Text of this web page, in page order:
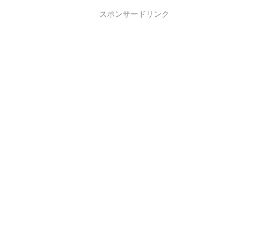
スポンサードリンク